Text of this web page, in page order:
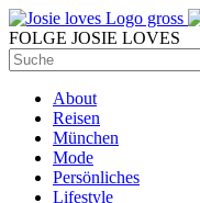
FOLGE JOSIE LOVES
About
Reisen
München
Mode
Persönliches
Lifestyle